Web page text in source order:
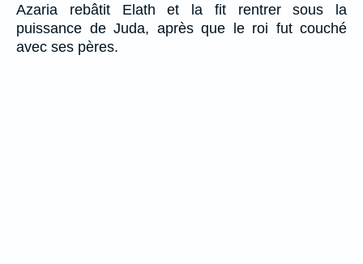
Azaria rebâtit Elath et la fit rentrer sous la
puissance de Juda, après que le roi fut couché
avec ses pères.